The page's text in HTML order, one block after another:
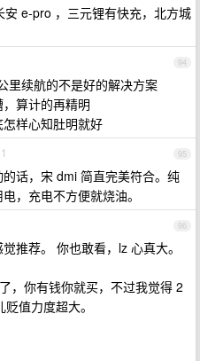
e-pro ，三元锂有快充，北方城
94
里续航的不是好的解决方案
，算计的再精明
样心知肚明就好
95
话，宋 dmi 简直完美符合。纯
，充电不方便就烧油。
96
推荐。 你也敢看，lz 心真大。
，你有钱你就买，不过我觉得 2
值力度超大。